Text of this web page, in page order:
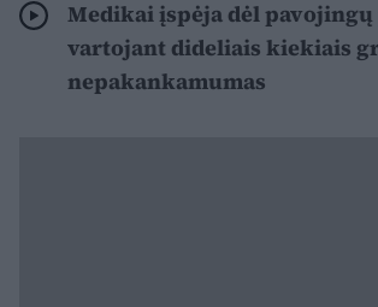
Medikai įspėja dėl
vartojant dideliais kiekiais
nepakankamumas